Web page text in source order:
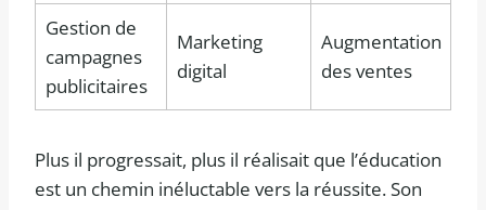
Gestion de
campagnes
publicitaires
Marketing
digital
Augmentation
des ventes
Plus il progressait, plus il réalisait que l’éducation
est un chemin inéluctable vers la réussite. Son